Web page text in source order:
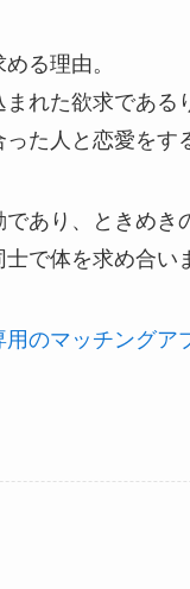
る理由。
れた欲求である
た人と恋愛をす
あり、ときめき
で体を求め合い
用のマッチングア